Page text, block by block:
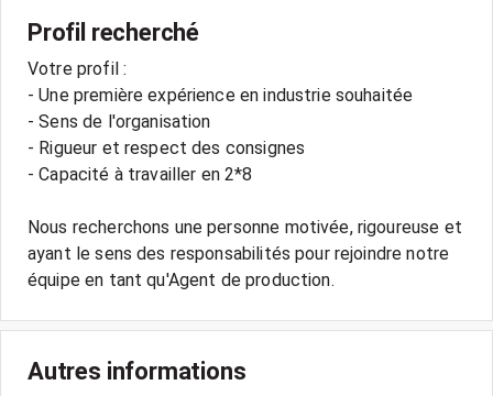
Profil recherché
Votre profil :
- Une première expérience en industrie souhaitée
- Sens de l'organisation
- Rigueur et respect des consignes
- Capacité à travailler en 2*8
Nous recherchons une personne motivée, rigoureuse et
ayant le sens des responsabilités pour rejoindre notre
Autres informations